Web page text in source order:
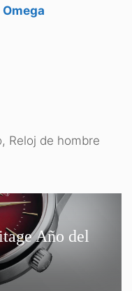
Omega
, Reloj de hombre
Año del